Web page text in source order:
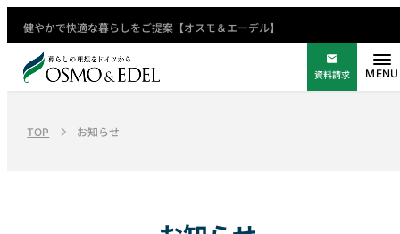
健やかで快適な暮らしをご提案【オスモ＆エーデル】
資料請求
TOP お知らせ